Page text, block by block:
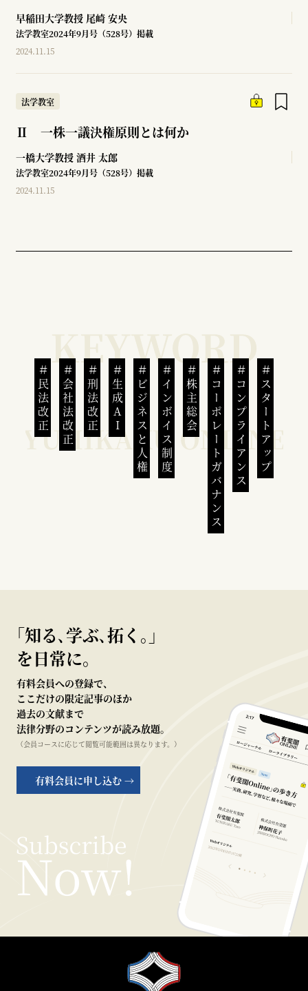
早稲田大学教授 尾崎 安央
法学教室2024年9月号（528号）掲載
2024.11.15
法学教室
Ⅱ 一株一議決権原則とは何か
一橋大学教授 酒井 太郎
法学教室2024年9月号（528号）掲載
2024.11.15
民法改正 会社法改正 刑法改正 生成AI ビジネスと人権インボイス制度 株主総会 コーポレートガバナンスコンプライアンススタートアップ
｢知る､学ぶ､拓く｡｣
を日常に。
有料会員への登録で、
ここだけの限定記事のほか
過去の文献まで
法律分野のコンテンツが読み放題。
（会員コースに応じて閲覧可能範囲は異なります。）
有料会員に申し込む →